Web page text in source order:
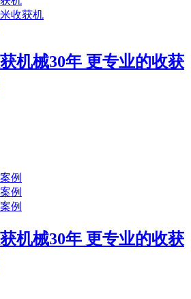
收获机
机械30年 更专业的收获
例
例
例
机械30年 更专业的收获